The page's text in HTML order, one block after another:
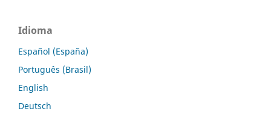
Idioma
Español (España)
Português (Brasil)
English
Deutsch